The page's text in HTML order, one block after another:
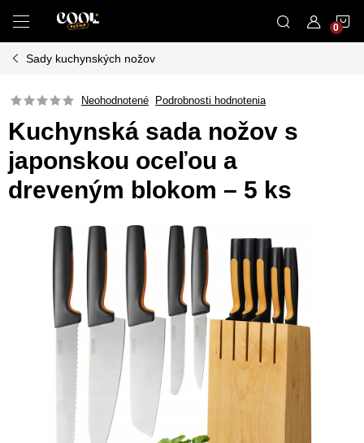
obsah
Sady kuchynských nožov
Neohodnotené Podrobnosti hodnotenia
Kuchynská sada nožov s
japonskou oceľou a
dreveným blokom – 5 ks